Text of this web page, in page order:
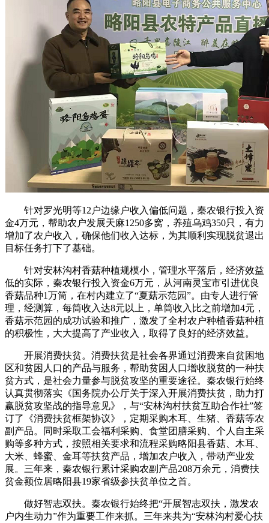
针对罗光明等12户边缘户收入偏低问题，秦农银行投入资
金4万元，帮助农户发展天麻1250多窝，养殖乌鸡350只，有力
增加了农户收入，确保他们收入达标，为其顺利实现脱贫退出
目标任务打下了基础。
针对安林沟村香菇种植规模小，管理水平落后，经济效益
低的实际，秦农银行投入资金6万元，从河南灵宝市引进优良
香菇品种1万筒，在村内建立了“夏菇示范园”。由专人进行管
理，经测算，每筒收入达8元以上，单筒收入比之前增加4元，
香菇示范园的成功试验和推广，激发了全村农户种植香菇种植
的积极性，大大提高了产业收入，取得了良好的经济效益。
开展消费扶贫。消费扶贫是社会各界通过消费来自贫困地
区和贫困人口的产品与服务，帮助贫困人口增收脱贫的一种扶
贫方式，是社会力量参与脱贫攻坚的重要途径。秦农银行始终
认真贯彻落实《国务院办公厅关于深入开展消费扶贫，助力打
赢脱贫攻坚战的指导意见》，与“安林沟村扶贫互助合作社”签
订了《消费扶贫框架协议》，定期采购木耳、生猪、香菇等农
副产品。同时采取工会福利采购、食堂团膳采购、个人自主采
购等多种方式，按照相关要求和流程采购略阳县香菇、木耳、
大米、蜂蜜、金耳等扶贫产品，增加农户收入，带动产业发
展。三年来，秦农银行累计采购农副产品208万余元，消费扶
贫金额位居略阳县19家省级参扶贫单位之首。
做好智志双扶。秦农银行始终把“开展智志双扶，激发农
户内生动力”作为重要工作来抓。三年来共为“安林沟村爱心扶